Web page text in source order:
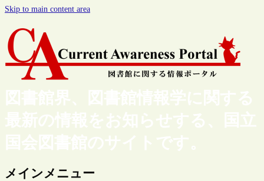
Skip to main content area
図書館界、図書館情報学に関する
最新の情報をお知らせする、国立
国会図書館のサイトです。
メインメニュー